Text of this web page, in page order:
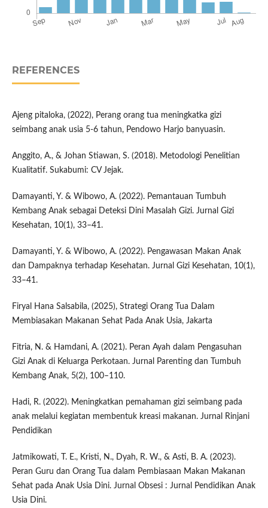
REFERENCES
Ajeng pitaloka, (2022), Perang orang tua meningkatka gizi
seimbang anak usia 5-6 tahun, Pendowo Harjo banyuasin.
Anggito, A., & Johan Stiawan, S. (2018). Metodologi Penelitian
Kualitatif. Sukabumi: CV Jejak.
Damayanti, Y. & Wibowo, A. (2022). Pemantauan Tumbuh
Kembang Anak sebagai Deteksi Dini Masalah Gizi. Jurnal Gizi
Kesehatan, 10(1), 33–41.
Damayanti, Y. & Wibowo, A. (2022). Pengawasan Makan Anak
dan Dampaknya terhadap Kesehatan. Jurnal Gizi Kesehatan, 10(1),
33–41.
Firyal Hana Salsabila, (2025), Strategi Orang Tua Dalam
Membiasakan Makanan Sehat Pada Anak Usia, Jakarta
Fitria, N. & Hamdani, A. (2021). Peran Ayah dalam Pengasuhan
Gizi Anak di Keluarga Perkotaan. Jurnal Parenting dan Tumbuh
Kembang Anak, 5(2), 100–110.
Hadi, R. (2022). Meningkatkan pemahaman gizi seimbang pada
anak melalui kegiatan membentuk kreasi makanan. Jurnal Rinjani
Pendidikan
Jatmikowati, T. E., Kristi, N., Dyah, R. W., & Asti, B. A. (2023).
Peran Guru dan Orang Tua dalam Pembiasaan Makan Makanan
Sehat pada Anak Usia Dini. Jurnal Obsesi : Jurnal Pendidikan Anak
Usia Dini.